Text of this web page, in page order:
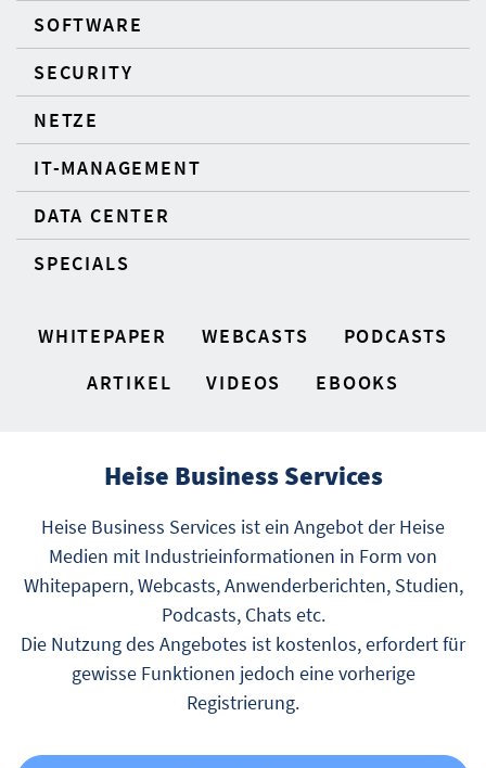
SOFTWARE
SECURITY
NETZE
IT-MANAGEMENT
DATA CENTER
SPECIALS
WHITEPAPER WEBCASTS
PODCASTS
ARTIKEL
VIDEOS EBOOKS
Heise Business Services
Heise Business Services ist ein Angebot der Heise
Medien mit Industrieinformationen in Form von
Whitepapern, Webcasts, Anwenderberichten, Studien,
Podcasts, Chats etc.
Die Nutzung des Angebotes ist kostenlos, erfordert für
gewisse Funktionen jedoch eine vorherige
Registrierung.